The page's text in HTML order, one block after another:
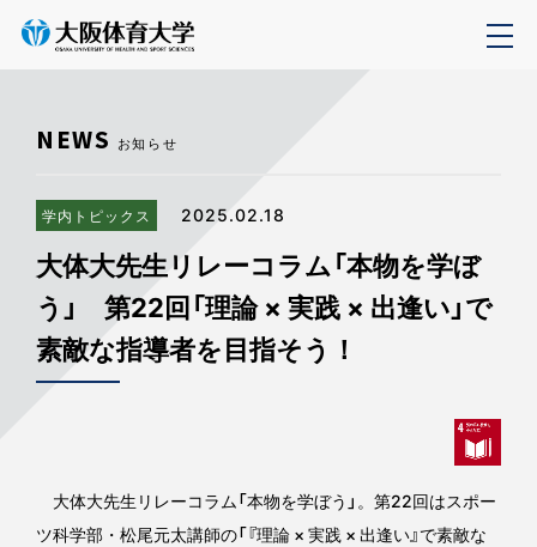
NEWS お知らせ
学内トピックス 2025.02.18
大体大先生リレーコラム「本物を学ぼ
う」 第22回「理論 × 実践 × 出逢い」で
素敵な指導者を目指そう！
大体大先生リレーコラム「本物を学ぼう」。第22回はスポー
ツ科学部・松尾元太講師の「『理論 × 実践 × 出逢い』で素敵な